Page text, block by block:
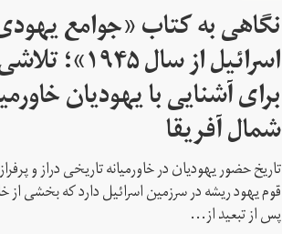
نگاهی به کتاب «جوامع
اسرائیل از سال
برای آشنایی با یهودیان
شمال آفریقا
تاریخ حضور یهودیان در خاورمیانه تاریخی دراز و
قوم یهود ریشه در سرزمین اسرائیل دارد که بخشی از
پس از تبعید از...